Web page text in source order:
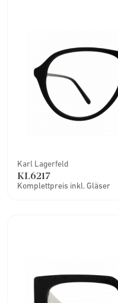
Karl Lagerfeld
KL6217
Komplettpreis inkl. Gläser